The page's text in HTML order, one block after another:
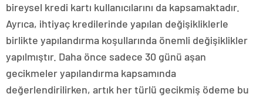
bireysel kredi kartı kullanıcılarını da kapsamaktadır.
Ayrıca, ihtiyaç kredilerinde yapılan değişikliklerle
birlikte yapılandırma koşullarında önemli değişiklikler
yapılmıştır. Daha önce sadece 30 günü aşan
gecikmeler yapılandırma kapsamında
değerlendirilirken, artık her türlü gecikmiş ödeme bu